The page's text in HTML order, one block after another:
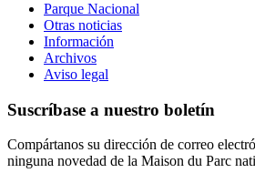
Parque Nacional
Otras noticias
Información
Archivos
Aviso legal
Suscríbase a nuestro boletín
Compártanos su dirección de correo
ninguna novedad de la Maison du Parc